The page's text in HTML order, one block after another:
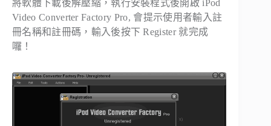
將軟體下載後解壓縮，執行安裝程式後開啟 iPod
Video Converter Factory Pro, 會提示使用者輸入註
冊名稱和註冊碼，輸入後按下 Register 就完成
囉！